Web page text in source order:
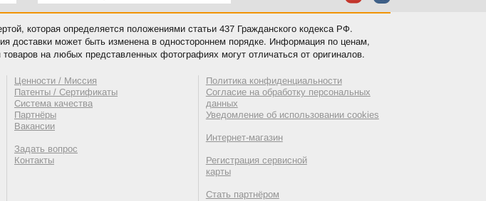
которая определяется положениями статьи 437 Гражданского кодекса РФ.
доставки может быть изменена в одностороннем порядке. Информация по ценам,
на любых представленных фотографиях могут отличаться от оригиналов.
Ценности / Миссия
Патенты / Сертификаты
Система качества
Партнёры
Вакансии
Задать вопрос
Контакты
Политика конфиденциальности
Согласие на обработку персональных
данных
Уведомление об использовании cookies
Интернет-магазин
Регистрация сервисной
карты
Стать партнёром